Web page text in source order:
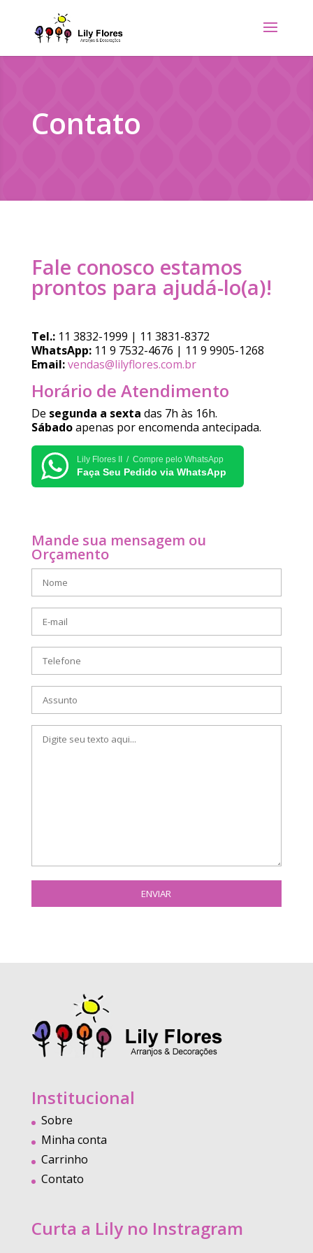
Contato
Fale conosco estamos
prontos para ajudá-lo(a)!
Tel.:11 3832-1999 | 11 3831-8372
WhatsApp:11 9 7532-4676 | 11 9 9905-1268
Email:vendas@lilyflores.com.br
Horário de Atendimento
De segunda a sexta das 7h às 16h.
Sábadoapenas por encomenda antecipada.
Lily Flores II / Compre pelo WhatsApp
Faça Seu Pedido via WhatsApp
Mande sua mensagem ou
Orçamento
Institucional
Sobre
Minha conta
Carrinho
Contato
Curta a Lily no Instragram